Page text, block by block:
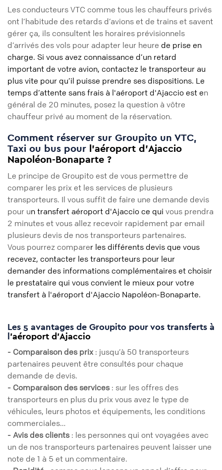
Les conducteurs VTC comme tous les chauffeurs privés
ont l’habitude des retards d’avions et de trains et savent
gérer ça, ils consultent les horaires prévisionnels
d’arrivés des vols pour adapter leur heure de prise en
charge. Si vous avez connaissance d’un retard
important de votre avion, contactez le transporteur au
plus vite pour qu’il puisse prendre ses dispositions. Le
temps d’attente sans frais à l'aéroport d'Ajaccio est en
général de 20 minutes, posez la question à vôtre
chauffeur privé au moment de la réservation.
Comment réserver sur Groupito un VTC,
Taxi ou bus pour l’aéroport d'Ajaccio
Napoléon-Bonaparte ?
Le principe de Groupito est de vous permettre de
comparer les prix et les services de plusieurs
transporteurs. Il vous suffit de faire une demande devis
pour un transfert aéroport d'Ajaccio ce qui vous prendra
2 minutes et vous allez recevoir rapidement par email
plusieurs devis de nos transporteurs partenaires.
Vous pourrez comparer les différents devis que vous
recevez, contacter les transporteurs pour leur
demander des informations complémentaires et choisir
le prestataire qui vous convient le mieux pour votre
transfert à l'aéroport d'Ajaccio Napoléon-Bonaparte.
Les 5 avantages de Groupito pour vos transferts à
l’aéroport d'Ajaccio
- Comparaison des prix: jusqu’à 50 transporteurs
partenaires peuvent être consultés pour chaque
demande de devis.
- Comparaison des services : sur les offres des
transporteurs en plus du prix vous avez le type de
véhicules, leurs photos et équipements, les conditions
commerciales…
- Avis des clients : les personnes qui ont voyagées avec
un de nos transporteurs partenaires peuvent laisser une
note de 1 à 5 et un commentaire.